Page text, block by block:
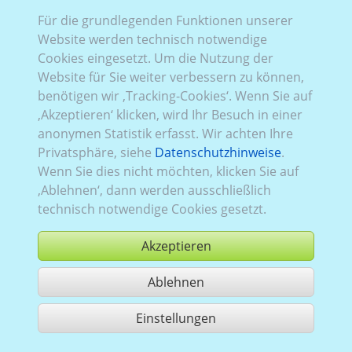
kaufen
1 Treffer teilen
Für die grundlegenden Funktionen unserer
Website werden technisch notwendige
Cookies eingesetzt. Um die Nutzung der
Website für Sie weiter verbessern zu können,
benötigen wir ‚Tracking-Cookies‘. Wenn Sie auf
‚Akzeptieren‘ klicken, wird Ihr Besuch in einer
anonymen Statistik erfasst. Wir achten Ihre
Privatsphäre, siehe Datenschutzhinweise.
Wenn Sie dies nicht möchten, klicken Sie auf
‚Ablehnen‘, dann werden ausschließlich
technisch notwendige Cookies gesetzt.
Akzeptieren
Ablehnen
Einstellungen